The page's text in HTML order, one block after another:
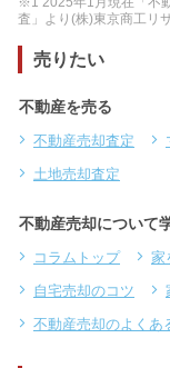
査」より(株)東京商工リ
売りたい
不動産を売る
不動産売却査定
土地売却査定
不動産売却について
コラムトップ 家
自宅売却のコツ
不動産売却のよくあ